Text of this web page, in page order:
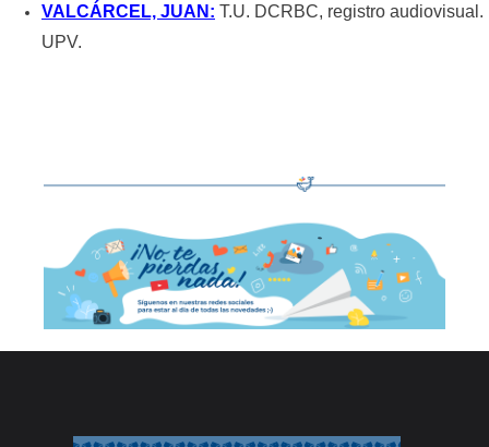
VALCÁRCEL, JUAN : T.U. DCRBC, registro audiovisual.
UPV.